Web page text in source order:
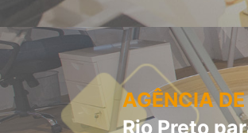
AGÊNCIA
Rio Preto